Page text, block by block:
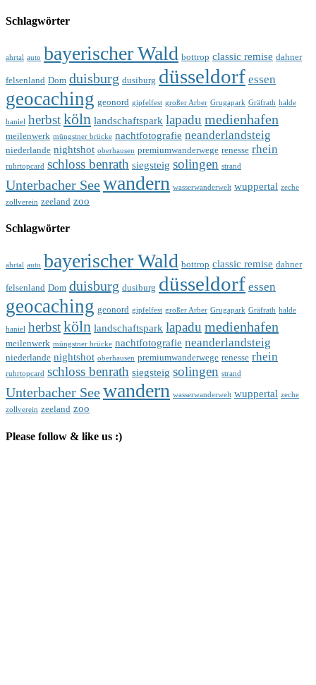
Schlagwörter
ahrtal auto bayerischer Wald bottrop classic remise dahner
felsenland Dom duisburg dusiburg düsseldorf essen
geocaching geonord gipfelfest großer Arber Grugapark Gräfrath halde
haniel herbstköln landschaftspark lapadu medienhafen
meilenwerk müngstner brücke nachtfotografie neanderlandsteig
niederlande nightshot oberhausen premiumwanderwege renesse rhein
ruhrtopcard schloss benrath siegsteig solingen strand
Unterbacher Seewandern wasserwanderwelt wuppertal zeche
zollverein zeeland zoo
Schlagwörter
ahrtal auto bayerischer Wald bottrop classic remise dahner
felsenland Dom duisburg dusiburg düsseldorf essen
geocaching geonord gipfelfest großer Arber Grugapark Gräfrath halde
haniel herbstköln landschaftspark lapadu medienhafen
meilenwerk müngstner brücke nachtfotografie neanderlandsteig
niederlande nightshot oberhausen premiumwanderwege renesse rhein
ruhrtopcard schloss benrath siegsteig solingen strand
Unterbacher Seewandern wasserwanderwelt wuppertal zeche
zollverein zeeland zoo
Please follow & like us :)